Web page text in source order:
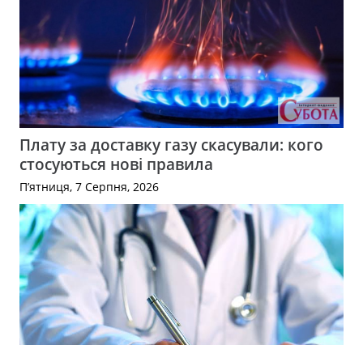
Плату за доставку газу скасували: кого
стосуються нові правила
П’ятниця, 7 Серпня, 2026